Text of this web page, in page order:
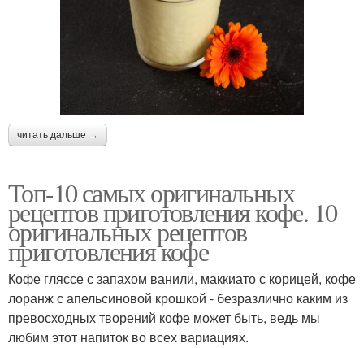
читать дальше →
Топ-10 самых оригинальных
рецептов приготовления кофе. 10
оригинальных рецептов
приготовления кофе
Кофе гляссе с запахом ванили, маккиато с корицей, кофе
лоранж с апельсиновой крошкой - безразлично каким из
превосходных творений кофе может быть, ведь мы
любим этот напиток во всех вариациях.